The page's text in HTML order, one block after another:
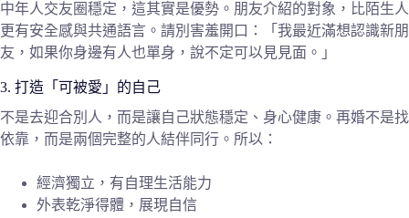
中年人交友圈穩定，這其實是優勢。朋友介紹的對象，比陌生人
更有安全感與共通語言。請別害羞開口：「我最近滿想認識新朋
友，如果你身邊有人也單身，說不定可以見見面。」
3. 打造「可被愛」的自己
不是去迎合別人，而是讓自己狀態穩定、身心健康。再婚不是找
依靠，而是兩個完整的人結伴同行。所以：
經濟獨立，有自理生活能力
外表乾淨得體，展現自信